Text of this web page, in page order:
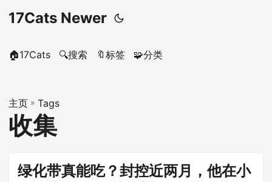
17Cats Newer
🏠17Cats 🔍搜索 🔖标签 🧩分类
主页 » Tags
收集
绿化带真能吃？封控近两月，他在小